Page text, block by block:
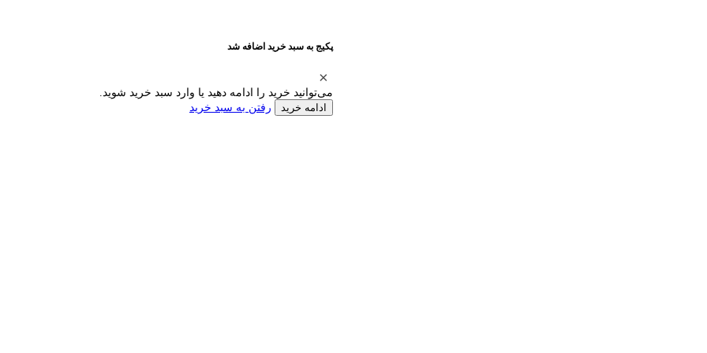
پکیج به سبد خرید اضافه شد
می‌توانید خرید را ادامه دهید یا وارد سبد خرید شوید.
ادامه خرید رفتن به سبد خرید